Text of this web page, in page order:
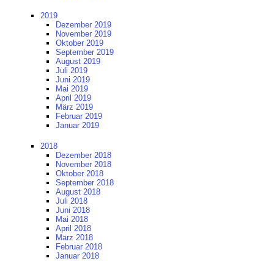
2019
Dezember 2019
November 2019
Oktober 2019
September 2019
August 2019
Juli 2019
Juni 2019
Mai 2019
April 2019
März 2019
Februar 2019
Januar 2019
2018
Dezember 2018
November 2018
Oktober 2018
September 2018
August 2018
Juli 2018
Juni 2018
Mai 2018
April 2018
März 2018
Februar 2018
Januar 2018